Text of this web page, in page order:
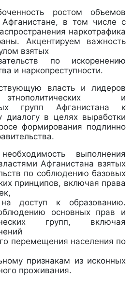
ростом объемов
Афганистане, в том числе с
наркотрафика
Акцентируем важность
взятых
по искоренению
и наркопреступности.
власть и лидеров
и
групп Афганистана к
диалогу в целях выработки
формирования подлинно
выполнения
Афганистана взятых
по соблюдению базовых
принципов, включая права
доступ к образованию.
основных прав и
групп, включая
перемещения населения по
признакам из исконных
проживания.